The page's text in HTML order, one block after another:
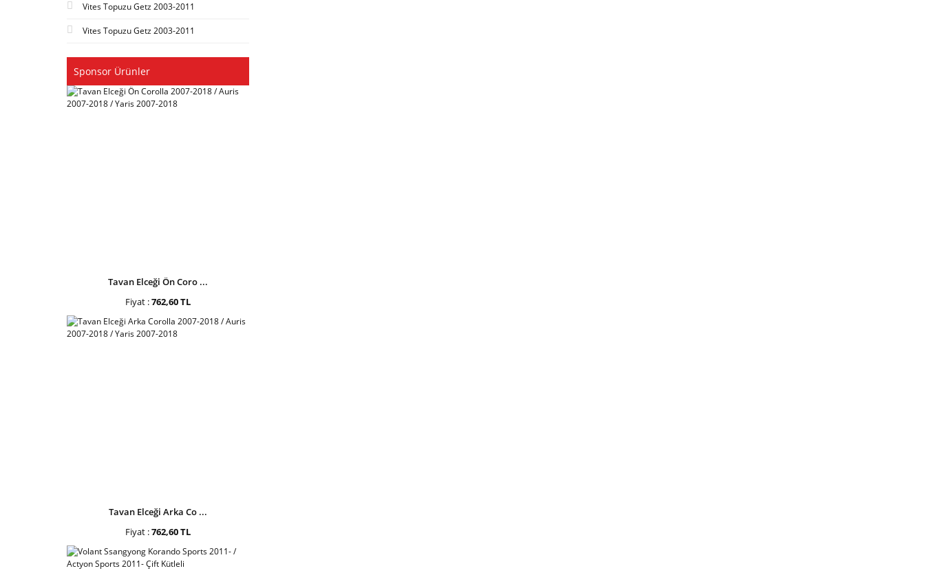
Vites Topuzu Getz 2003-2011
Vites Topuzu Getz 2003-2011
Sponsor Ürünler
Tavan Elceği Ön Coro ...
Fiyat :762,60 TL
Tavan Elceği Arka Co ...
Fiyat :762,60 TL